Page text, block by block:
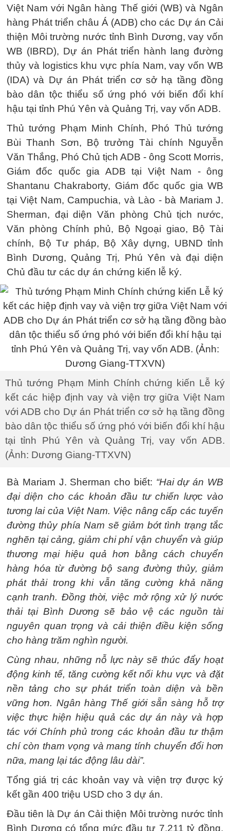
Việt Nam với Ngân hàng Thế giới (WB) và Ngân
hàng Phát triển châu Á (ADB) cho các Dự án Cải
thiện Môi trường nước tỉnh Bình Dương, vay vốn
WB (IBRD), Dự án Phát triển hành lang đường
thủy và logistics khu vực phía Nam, vay vốn WB
(IDA) và Dự án Phát triển cơ sở hạ tầng đồng
bào dân tộc thiểu số ứng phó với biến đổi khí
hậu tại tỉnh Phú Yên và Quảng Trị, vay vốn ADB.
Thủ tướng Phạm Minh Chính, Phó Thủ tướng
Bùi Thanh Sơn, Bộ trưởng Tài chính Nguyễn
Văn Thắng, Phó Chủ tịch ADB - ông Scott Morris,
Giám đốc quốc gia ADB tại Việt Nam - ông
Shantanu Chakraborty, Giám đốc quốc gia WB
tại Việt Nam, Campuchia, và Lào - bà Mariam J.
Sherman, đại diện Văn phòng Chủ tịch nước,
Văn phòng Chính phủ, Bộ Ngoại giao, Bộ Tài
chính, Bộ Tư pháp, Bộ Xây dựng, UBND tỉnh
Bình Dương, Quảng Trị, Phú Yên và đại diện
Chủ đầu tư các dự án chứng kiến lễ ký.
Thủ tướng Phạm Minh Chính chứng kiến Lễ ký
kết các hiệp định vay và viện trợ giữa Việt Nam
với ADB cho Dự án Phát triển cơ sở hạ tầng đồng
bào dân tộc thiểu số ứng phó với biến đổi khí hậu
tại tỉnh Phú Yên và Quảng Trị, vay vốn ADB.
(Ảnh: Dương Giang-TTXVN)
Bà Mariam J. Sherman cho biết: “Hai dự án WB
đại diện cho các khoản đầu tư chiến lược vào
tương lai của Việt Nam. Việc nâng cấp các tuyến
đường thủy phía Nam sẽ giảm bớt tình trạng tắc
nghẽn tại cảng, giảm chi phí vận chuyển và giúp
thương mại hiệu quả hơn bằng cách chuyển
hàng hóa từ đường bộ sang đường thủy, giảm
phát thải trong khi vẫn tăng cường khả năng
cạnh tranh. Đồng thời, việc mở rộng xử lý nước
thải tại Bình Dương sẽ bảo vệ các nguồn tài
nguyên quan trọng và cải thiện điều kiện sống
cho hàng trăm nghìn người.
Cùng nhau, những nỗ lực này sẽ thúc đẩy hoạt
động kinh tế, tăng cường kết nối khu vực và đặt
nền tảng cho sự phát triển toàn diện và bền
vững hơn. Ngân hàng Thế giới sẵn sàng hỗ trợ
việc thực hiện hiệu quả các dự án này và hợp
tác với Chính phủ trong các khoản đầu tư thậm
chí còn tham vọng và mang tính chuyển đổi hơn
nữa, mang lại tác động lâu dài”.
Tổng giá trị các khoản vay và viện trợ được ký
kết gần 400 triệu USD cho 3 dự án.
Đầu tiên là Dự án Cải thiện Môi trường nước tỉnh
Bình Dương có tổng mức đầu tư 7.211 tỷ đồng,